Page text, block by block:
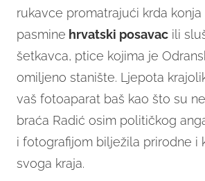
rukavce promatrajući krda
pasmine hrvatski posavac ili
šetkavca, ptice kojima je
omiljeno stanište. Ljepota
vaš fotoaparat baš kao što su
braća Radić osim političkog
i fotografijom bilježila prirodne i
svoga kraja.